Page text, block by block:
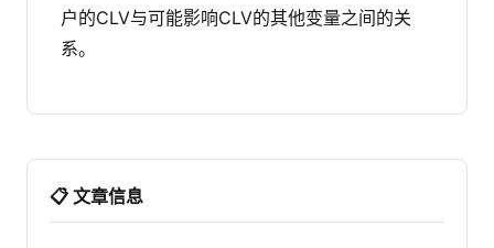
户的CLV与可能影响CLV的其他变量之间的关
系。
📋 文章信息